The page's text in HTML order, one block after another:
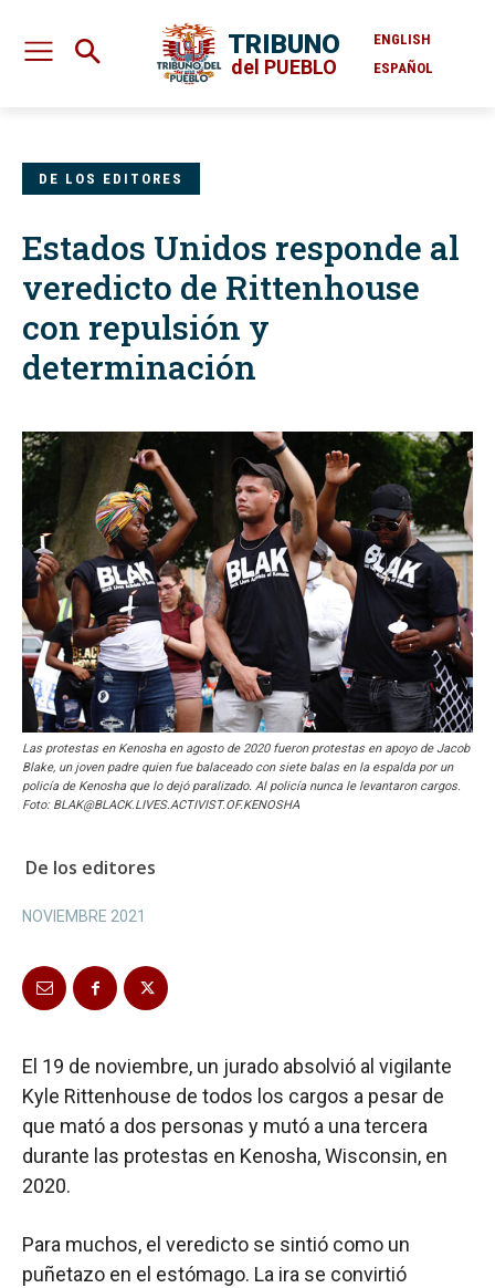
TRIBUNO
del PUEBLO
ENGLISH
ESPAÑOL
DE LOS EDITORES
Estados Unidos responde al
veredicto de Rittenhouse
con repulsión y
determinación
Las protestas en Kenosha en agosto de 2020 fueron protestas en apoyo de Jacob
Blake, un joven padre quien fue balaceado con siete balas en la espalda por un
policía de Kenosha que lo dejó paralizado. Al policía nunca le levantaron cargos.
Foto: BLAK@BLACK.LIVES.ACTIVIST.OF.KENOSHA
De los editores
NOVIEMBRE 2021
El 19 de noviembre, un jurado absolvió al vigilante
Kyle Rittenhouse de todos los cargos a pesar de
que mató a dos personas y mutó a una tercera
durante las protestas en Kenosha, Wisconsin, en
2020.
Para muchos, el veredicto se sintió como un
puñetazo en el estómago. La ira se convirtió